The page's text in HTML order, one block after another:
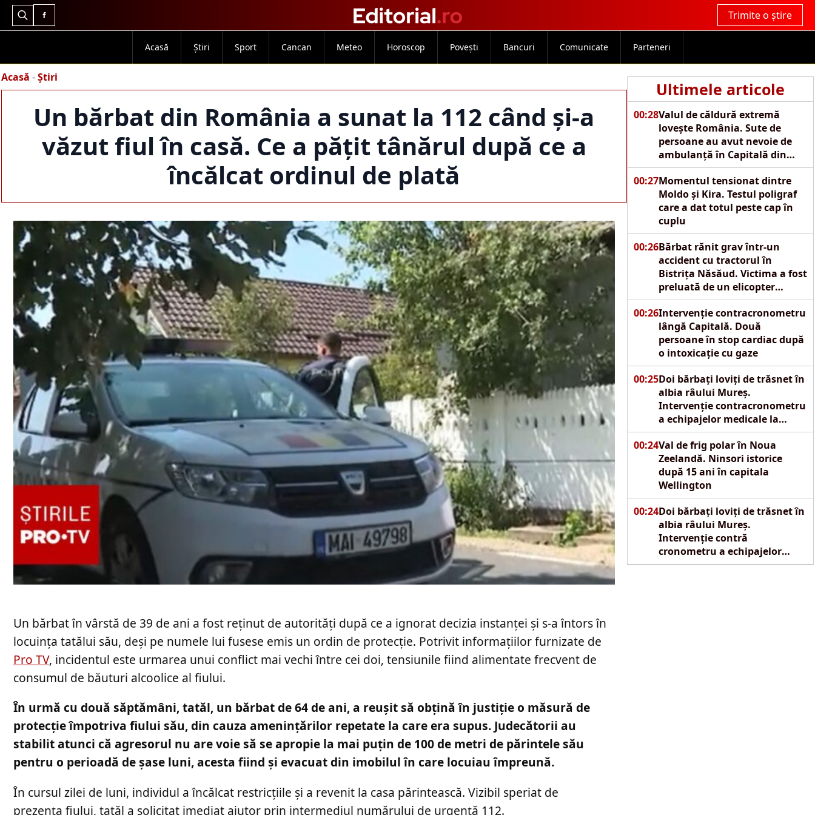
Search
Trimite o știre
Acasă Știri Sport Cancan Meteo Horoscop Povești Bancuri Comunicate Parteneri
Acasă -Știri
Un bărbat din România a sunat la 112 când și-a
văzut fiul în casă. Ce a pățit tânărul după ce a
încălcat ordinul de plată
Ultimele articole
00:28Valul de căldură extremă
lovește România. Sute de
persoane au avut nevoie de
ambulanță în Capitală din
cauza caniculei
00:27Momentul tensionat dintre
Moldo și Kira. Testul poligraf
care a dat totul peste cap în
cuplu
00:26Bărbat rănit grav într-un
accident cu tractorul în
Bistrița Năsăud. Victima a fost
preluată de un elicopter
SMURD
00:26Intervenție contracronometru
lângă Capitală. Două
persoane în stop cardiac după
o intoxicație cu gaze
00:25Doi bărbați loviți de trăsnet în
albia râului Mureș.
Intervenție contracronometru
a echipajelor medicale la
Reghin
00:24Val de frig polar în Noua
Zeelandă. Ninsori istorice
după 15 ani în capitala
Wellington
00:24Doi bărbați loviți de trăsnet în
albia râului Mureș.
Intervenție contră
cronometru a echipajelor
SMURD la Reghin
Un bărbat în vârstă de 39 de ani a fost reținut de autorități după ce a ignorat decizia instanței și s-a întors în
locuința tatălui său, deși pe numele lui fusese emis un ordin de protecție. Potrivit informațiilor furnizate de
Pro TV, incidentul este urmarea unui conflict mai vechi între cei doi, tensiunile fiind alimentate frecvent de
consumul de băuturi alcoolice al fiului.
În urmă cu două săptămâni, tatăl, un bărbat de 64 de ani, a reușit să obțină în justiție o măsură de
protecție împotriva fiului său, din cauza amenințărilor repetate la care era supus. Judecătorii au
stabilit atunci că agresorul nu are voie să se apropie la mai puțin de 100 de metri de părintele său
pentru o perioadă de șase luni, acesta fiind și evacuat din imobilul în care locuiau împreună.
În cursul zilei de luni, individul a încălcat restricțiile și a revenit la casa părintească. Vizibil speriat de
prezența fiului, tatăl a solicitat imediat ajutor prin intermediul numărului de urgență 112.